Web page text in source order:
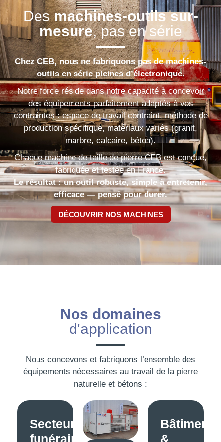
Desmachines-outils sur-
mesure, pas en série
Chez CEB, nous ne fabriquons pas de machines-
outils en série pleines d’électronique.
Notre force réside dans notre capacité à concevoir
des équipements parfaitement adaptés à vos
contraintes : espace de travail contraint, méthode de
production spécifique, matériaux variés (granit,
marbre, calcaire, béton).
Chaque machine de taille de pierre CEB est conçue,
fabriquée et testée en France.
Le résultat : un outil robuste, simple à entretenir,
efficace — pensé pour durer.
DÉCOUVRIR NOS MACHINES
Nos domaines
d'application
Nous concevons et fabriquons l’ensemble des
équipements nécessaires au travail de la pierre
naturelle et bétons :
Secteur
funéraire
Bâtiment
&